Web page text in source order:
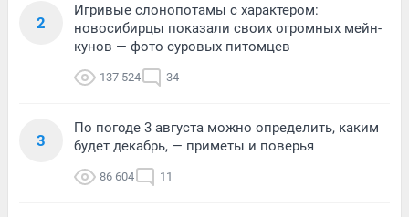
2
Игривые слонопотамы с характером:
новосибирцы показали своих огромных мейн-
кунов — фото суровых питомцев
137 524 34
3
По погоде 3 августа можно определить, каким
будет декабрь, — приметы и поверья
86 604 11